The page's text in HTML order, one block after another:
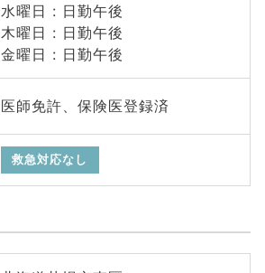
水曜日 : 日勤午後
木曜日 : 日勤午後
金曜日 : 日勤午後
医師免許、保険医登録済
救急対応なし